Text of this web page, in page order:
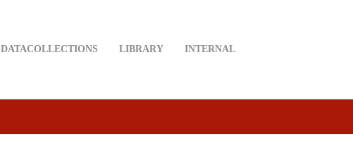
DATACOLLECTIONS LIBRARY INTERNAL